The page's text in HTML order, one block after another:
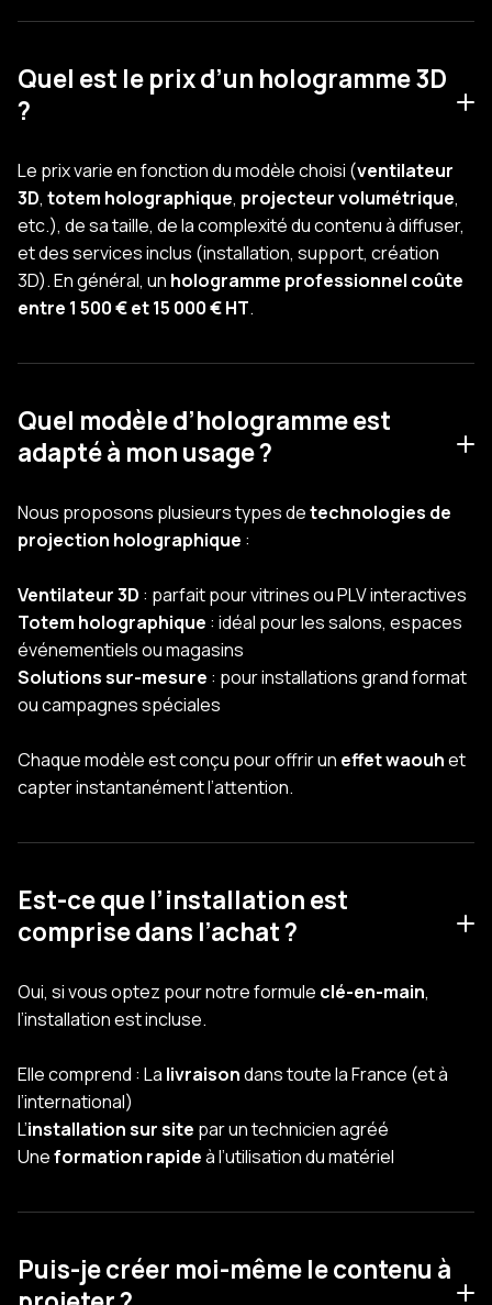
Quel est le prix d’un hologramme 3D
?
Le prix varie en fonction du modèle choisi (ventilateur
3D, totem holographique, projecteur volumétrique,
etc.), de sa taille, de la complexité du contenu à diffuser,
et des services inclus (installation, support, création
3D). En général, un hologramme professionnel coûte
entre 1 500 € et 15 000 € HT.
Quel modèle d’hologramme est
adapté à mon usage ?
Nous proposons plusieurs types detechnologies de
projection holographique :
Ventilateur 3D : parfait pour vitrines ou PLV interactives
Totem holographique : idéal pour les salons, espaces
événementiels ou magasins
Solutions sur-mesure : pour installations grand format
ou campagnes spéciales
Chaque modèle est conçu pour offrir un effet waouhet
capter instantanément l’attention.
Est-ce que l’installation est
comprise dans l’achat ?
Oui, si vous optez pour notre formule clé-en-main,
l’installation est incluse.
Elle comprend : La livraisondans toute la France (et à
l’international)
L’installation sur site par un technicien agréé
Uneformation rapideà l’utilisation du matériel
Puis-je créer moi-même le contenu à